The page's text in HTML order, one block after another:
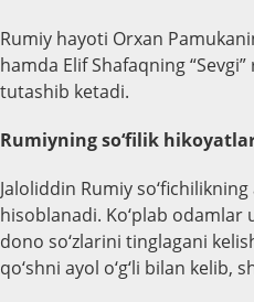
Rumiy hayoti Orxan
hamda Elif Shafaqning
tutashib ketadi.
Rumiyning so‘filik
Jaloliddin Rumiy
hisoblanadi. Ko‘plab odamlar
dono so‘zlarini tinglagani
qo‘shni ayol o‘g‘li bilan kelib,